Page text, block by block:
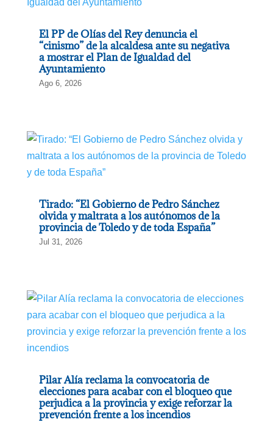
El PP de Olías del Rey denuncia el
“cinismo” de la alcaldesa ante su negativa
a mostrar el Plan de Igualdad del
Ayuntamiento
Ago 6, 2026
Tirado: “El Gobierno de Pedro Sánchez
olvida y maltrata a los autónomos de la
provincia de Toledo y de toda España”
Jul 31, 2026
Pilar Alía reclama la convocatoria de
elecciones para acabar con el bloqueo que
perjudica a la provincia y exige reforzar la
prevención frente a los incendios